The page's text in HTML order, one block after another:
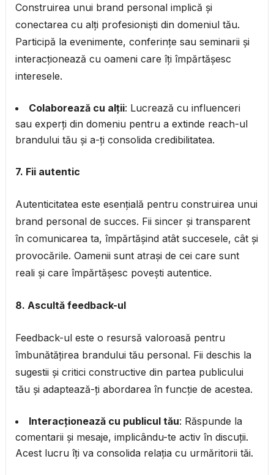
Construirea unui brand personal implică și
conectarea cu alți profesioniști din domeniul tău.
Participă la evenimente, conferințe sau seminarii și
interacționează cu oameni care îți împărtășesc
interesele.
Colaborează cu alții: Lucrează cu influenceri
sau experți din domeniu pentru a extinde reach-ul
brandului tău și a-ți consolida credibilitatea.
7. Fii autentic
Autenticitatea este esențială pentru construirea unui
brand personal de succes. Fii sincer și transparent
în comunicarea ta, împărtășind atât succesele, cât și
provocările. Oamenii sunt atrași de cei care sunt
reali și care împărtășesc povești autentice.
8. Ascultă feedback-ul
Feedback-ul este o resursă valoroasă pentru
îmbunătățirea brandului tău personal. Fii deschis la
sugestii și critici constructive din partea publicului
tău și adaptează-ți abordarea în funcție de acestea.
Interacționează cu publicul tău: Răspunde la
comentarii și mesaje, implicându-te activ în discuții.
Acest lucru îți va consolida relația cu urmăritorii tăi.